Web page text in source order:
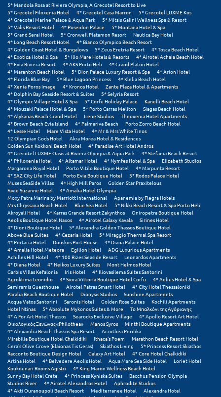
Φλώρινα
Φοινικούντα
Χ
Χαλκίδα
Χαλκιδική
Χανιά
Χερσόνησος
Χερσόνησος Άθως
Χίος
Χράνοι Μεσσηνίας
Ψ
Ψαθόπυργος
5* Mandola Rosa at Riviera Olympia, A Grecotel Resort to Live
5* Grecotel Filoxenia Hotel
4* Grecotel Casa Marron
5* Grecotel LUXME Kos
4* Grecotel Marine Palace & Aqua Park
5* Mitsis Galini Wellness Spa & Resort
5* Valis Resort Hotel
4* Poseidon Palace
5* Montana Hotel & Spa
5* Grand Serai Hotel
5* Cronwell Platamon Resort
Nautica Bay Hotel
4* Long Beach Resort Hotel
4* Bianco Olympico Beach Resort
4* Golden Coast Hotel & Bungalows
5* Zeus Eretria Resort
4* Tosca Beach Hotel
4* Exotica Hotel & Spa
5* Ilio Mare Hotels & Resorts
4* Airotel Achaia Beach Hotel
4* Evia Riviera Resort
4* AKS Porto Heli
4* Grand Platon Hotel
4* Maranton Beach Hotel
5* Dion Palace Luxury Resort & Spa
4* Arion Hotel
4* Florida Blue Bay
5* Blue Lagoon Princess
4* Klelia Beach Hotel
4* Xenia Poros Image
4* Kronos Hotel
Zante Plaza Hotel & Apartments
4* Dolphin Bay Seaside Resort & Suites
5* Selyria Resort
4* Olympic Village Hotel & Spa
5* Corfu Holiday Palace
Kanelli Beach Hotel
4* Mouzaki Palace Hotel & Spa
5* Porto Carras Meliton
Siagas Beach Hotel
4* Alykanas Beach Grand Hotel
Irene Studios
Theoxenia Hotel Apartments
4* Brown Beach Evia Island
4* Palmariva Beach
Porto Zorro Beach Hotel
4* Lesse Hotel
Mare Vista Hotel
4* Mr & Mrs White Tinos
12 Olympian Gods Hotel
Akra Morea Hotel & Residences
Golden Sun Kokkoni Beach Hotel
4* Paradise Art Hotel Andros
4* Grecotel LUXME Oasis at Riviera Olympia & Aqua Park
4* Stefania Beach Resort
4* Philoxenia Hotel
4* Altamar Hotel 4* Nymfes Hotel & Spa
Elizabeth Studios
Margarona Royal Hotel
Porto Vitilo Boutique Hotel
4* Marpunta Resort
4* SAZ City Life Hotel
Porto Evia Boutique Hotel
5* Rodos Palace Hotel
Muses SeaSide Villas
4* High Mill Paros
Golden Star Praxitelous
Favie Suzanne Hotel
4* Amalia Hotel Olympia
Moxy Patra Marina by Marriott International
Apanemia by Flegra Hotels
Mrs Chryssana Beach Hotel
Blue Sea Hotel
5* Nikki Beach Resort & Spa Porto Heli
Akroyali Hotel
4* Karras Grande Resort Zakynthos
Oniropetra Boutique Hotel
Aeolis Boutique Hotel Naxos
4* Airotel Galaxy Kavala
Sirines Hotel
4* Dioni Boutique Hotel
5* Alexandra Golden Thassos Boutique Hotel
Above Blue Suites
4* Cezaria Hotel
5* Miraggio Thermal Spa Resort
4* Portaria Hotel
Douskos Port House
4* Diana Palace Hotel
4* Amalia Hotel Meteora
Egilion Hotel
ADG Luxurious Apartments
Achilles Hill Hotel
4* 100 Rizes Seaside Resort
Leonardos Apartments
4* Diana Hotel
4* Neikos Luxury Suites
Mont Helmos Hotel
Garbis Villas Kefalonia
Iris Hotel
4* Iliovasilema Suites Santorini
Agroktima Leonidio
4* Siora Vittoria Boutique Hotel Corfu
4* Aelius Hotel & Spa
Semiramis Guesthouse
Airotel Patras Smart Hotel
4* City Hotel Thessaloniki
Paralia Beach Boutique Hotel
Dionysis Studios
Sunshine Apartments
Acqua Vatos Santorini
Saronis Hotel Golden Rose Suites
Kochili Apartments
Hotel Ntinas
5* Absolute Mykonos Suites & More
Το Μπαλκόνι της Αγόριανης
4* A For Art Hotel Thassos
Searocks Exclusive Village
4* Apollo Resort Art Hotel
Οικολογικός Ξενώνας «Philothea»
Manos Syros
Minthi Boutique Apartments
4* Alexandra Beach Thassos Spa Resort
Acrothea Perdika
Mirabilia Boutique Hotel Chalkidiki
Ithaca's Poem
Marathon Beach Resort Hotel
Gera's Olive Grove (Elaionas Tis Geras)
Skiathos Living
5* Princess Resort Skiathos
Racconto Boutique Design Hotel
Galaxy Art Hotel
4* Core Hotel Chalkidiki
Artina Hotel
4* Belvedere Aeolis Hotel Aqua Mare Sea Side Hotel
Loriet Hotel
Koukounari Rooms Agistri
4* King Maron Wellness Beach Hotel
Sunny Bay Hotel Crete
4* Princess Kyniska Suites
Bacchus Pension Olympia
Studios River
4* Airotel Alexandros Hotel
Aphrodite Studios
4* Akti Ouranoupoli Beach Resort
Mediterranee Hotel
Alexandra Hotel